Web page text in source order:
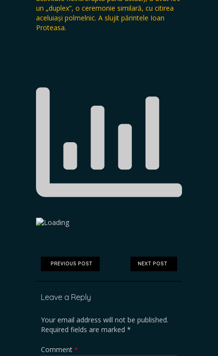
un „duplex”, o ceremonie similară, cu citirea
aceluiași polmelnic. A slujit părintele Ioan
Proteasa.
NEXT POST
PREVIOUS POST
Leave a Reply
Your email address will not be published.
Required fields are marked *
Comment *